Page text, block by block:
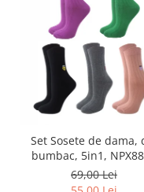
Set Sosete de dama,
bumbac, 5in1,
69,00 Lei